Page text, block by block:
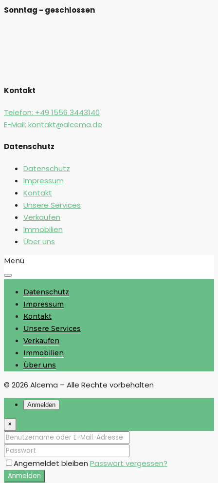
Sonntag - geschlossen
Kontakt
Telefon: +49 1556 3443140
E-Mail: kontakt@alcema.de
Datenschutz
Datenschutz
Impressum
Kontakt
Unsere Services
Verkaufen
Immobilien
Über uns
Menü
Datenschutz
Impressum
Kontakt
Unsere Services
Verkaufen
Immobilien
Über uns
© 2026 Alcema – Alle Rechte vorbehalten
Anmelden
×
Angemeldet bleiben Passwort vergessen?
Anmelden